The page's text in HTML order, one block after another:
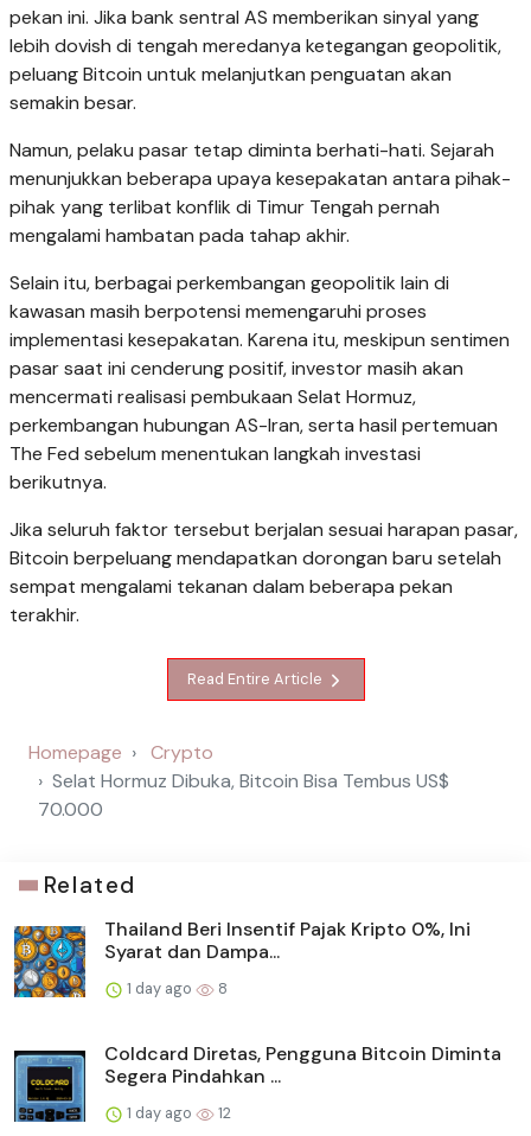
pekan ini. Jika bank sentral AS memberikan sinyal yang
lebih dovish di tengah meredanya ketegangan geopolitik,
peluang Bitcoin untuk melanjutkan penguatan akan
semakin besar.
Namun, pelaku pasar tetap diminta berhati-hati. Sejarah
menunjukkan beberapa upaya kesepakatan antara pihak-
pihak yang terlibat konflik di Timur Tengah pernah
mengalami hambatan pada tahap akhir.
Selain itu, berbagai perkembangan geopolitik lain di
kawasan masih berpotensi memengaruhi proses
implementasi kesepakatan. Karena itu, meskipun sentimen
pasar saat ini cenderung positif, investor masih akan
mencermati realisasi pembukaan Selat Hormuz,
perkembangan hubungan AS-Iran, serta hasil pertemuan
The Fed sebelum menentukan langkah investasi
berikutnya.
Jika seluruh faktor tersebut berjalan sesuai harapan pasar,
Bitcoin berpeluang mendapatkan dorongan baru setelah
sempat mengalami tekanan dalam beberapa pekan
terakhir.
Read Entire Article
Homepage
Crypto
Selat Hormuz Dibuka, Bitcoin Bisa Tembus US$
70.000
Related
Thailand Beri Insentif Pajak Kripto 0%, Ini
Syarat dan Dampa...
1 day ago 8
Coldcard Diretas, Pengguna Bitcoin Diminta
Segera Pindahkan ...
1 day ago 12